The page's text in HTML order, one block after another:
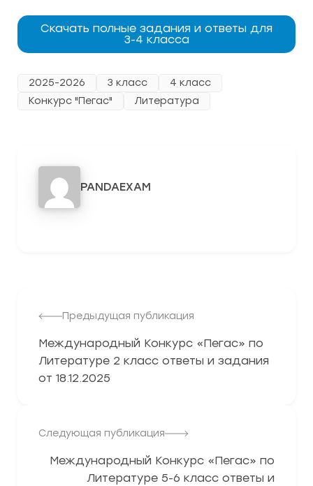
Скачать полные задания и ответы для
3-4 класса
2025-2026 3 класс
4 класс
Конкурс "Пегас"
Литература
PANDAEXAM
Предыдущая публикация
Международный Конкурс «Пегас» по
Литературе 2 класс ответы и задания
от 18.12.2025
Следующая публикация
Международный Конкурс «Пегас» по
Литературе 5-6 класс ответы и